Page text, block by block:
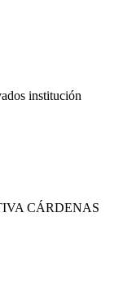
institución
CÁRDENAS